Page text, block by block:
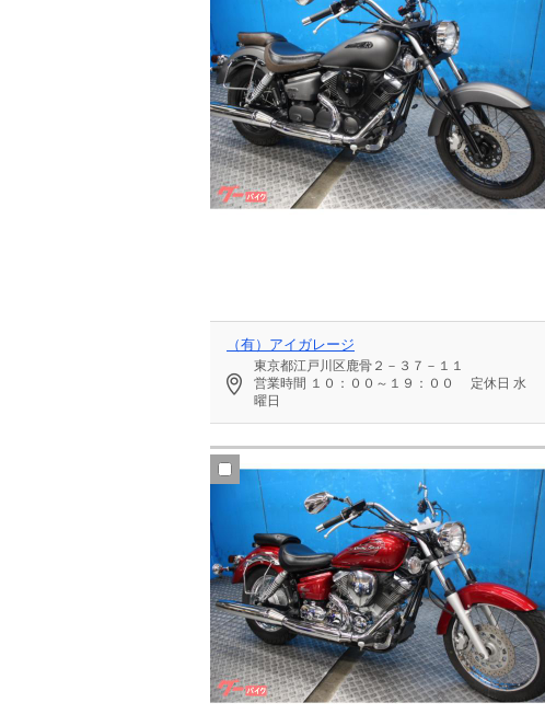
（有）アイガレージ
東京都江戸川区鹿骨２－３７－１１
営業時間 １０：００～１９：００ 定休日 水
曜日